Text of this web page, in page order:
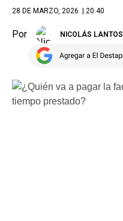
28 DE MARZO, 2026 | 20.40
Por NICOLÁS LANTOS